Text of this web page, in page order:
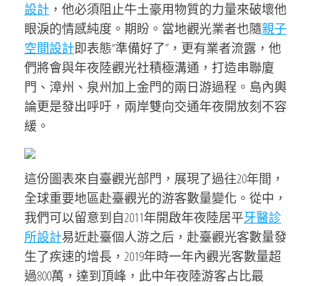
設計 ，他必須阻止牛土豪用物質的力量來破壞他
眼淚的情感純度。期盼。當地觀光業者也隨親子
空間設計即表態“準備好了”，更有業者流露，他
們將會與年夜陸觀光社積極溝通，打造串聯廈
門、漳州、泉州加上金門的兩日游過程。島內輿
論更是發出呼吁，兩岸雙向交通年夜開放刻不容
緩。
這份圖表來自臺觀光部門，展現了過往20年間，
全球重要地區赴臺觀光的游客數量變化。從中，
我們可以留意到自2011年開啟年夜陸居平牙醫診
所設計易近赴臺個人游之后，赴臺觀光客數量發
生了疾速的增長，2019年時一年內觀光客數量超
過800萬，達到頂峰，此中年夜陸游客占比最